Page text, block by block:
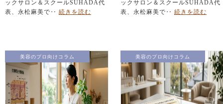
技術
ックサロン＆スクールSUHADA代
表、永松麻美で‥ 続きを読む
鍵
ックサロン＆スクールSUHADA代
表、永松麻美で‥ 続きを読む
美容のプロ向けコラム 美容のプロ向けコラム